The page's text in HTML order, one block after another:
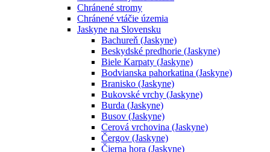
Chránené stromy
Chránené vtáčie územia
Jaskyne na Slovensku
Bachureň (Jaskyne)
Beskydské predhorie (Jaskyne)
Biele Karpaty (Jaskyne)
Bodvianska pahorkatina (Jaskyne)
Branisko (Jaskyne)
Bukovské vrchy (Jaskyne)
Burda (Jaskyne)
Busov (Jaskyne)
Cerová vrchovina (Jaskyne)
Čergov (Jaskyne)
Čierna hora (Jaskyne)